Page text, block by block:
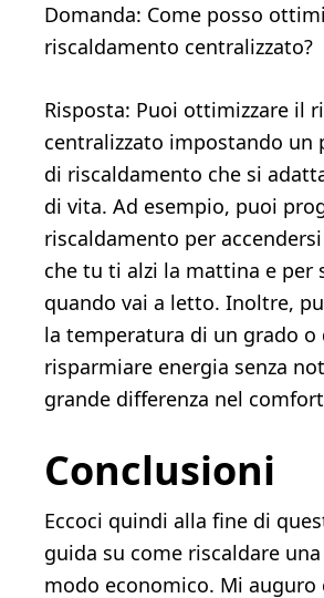
Domanda: Come posso
riscaldamento centralizzato?
Risposta: Puoi ottimizzare il
centralizzato impostando un
di riscaldamento che si
di vita. Ad esempio, puoi
riscaldamento per
che tu ti alzi la mattina e per
quando vai a letto. Inoltre,
la temperatura di un grado o
risparmiare energia senza
grande differenza nel
Conclusioni
Eccoci quindi alla fine di
guida su come riscaldare
modo economico. Mi auguro